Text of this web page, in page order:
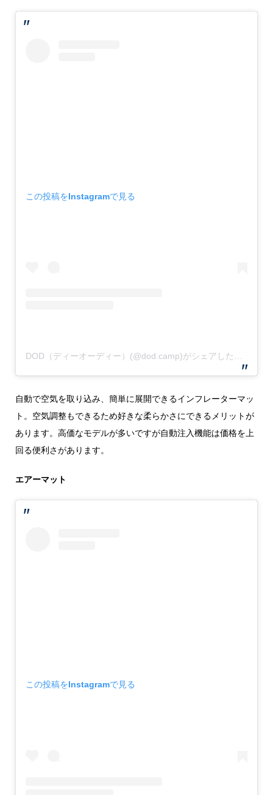
この投稿をInstagramで見る
自動で空気を取り込み、簡単に展開できるインフレーターマッ
ト。空気調整もできるため好きな柔らかさにできるメリットが
あります。高価なモデルが多いですが自動注入機能は価格を上
回る便利さがあります。
エアーマット
この投稿をInstagramで見る